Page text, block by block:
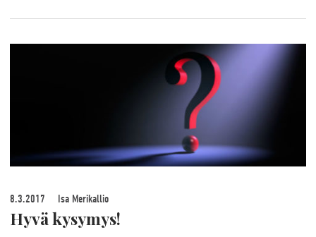
8.3.2017 Isa Merikallio
Hyvä kysymys!